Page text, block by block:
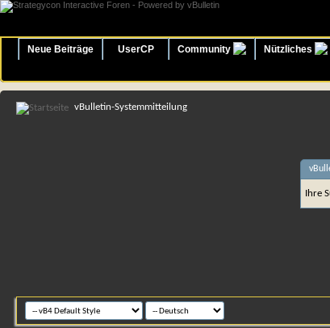
Neue Beiträge UserCP Community Nützliches
vBulletin-Systemmitteilung
Ihre